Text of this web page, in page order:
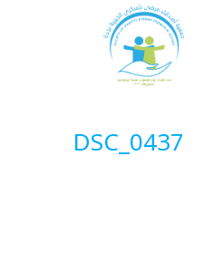
DSC_0437